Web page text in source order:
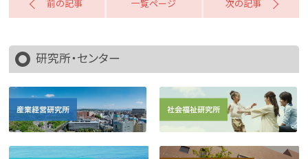
前の記事 一覧ページ 次の記事
研究所・センター